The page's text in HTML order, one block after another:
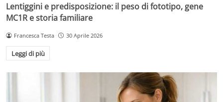
Lentiggini e predisposizione: il peso di fototipo, gene
MC1R e storia familiare
Francesca Testa 30 Aprile 2026
Leggi di più